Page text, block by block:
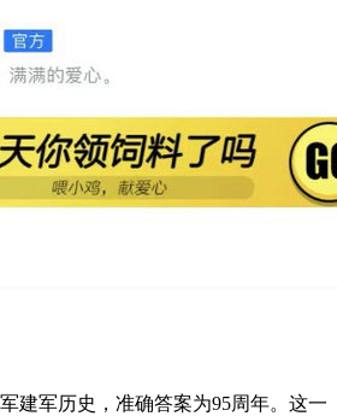
建军历史，准确答案为95周年。这一